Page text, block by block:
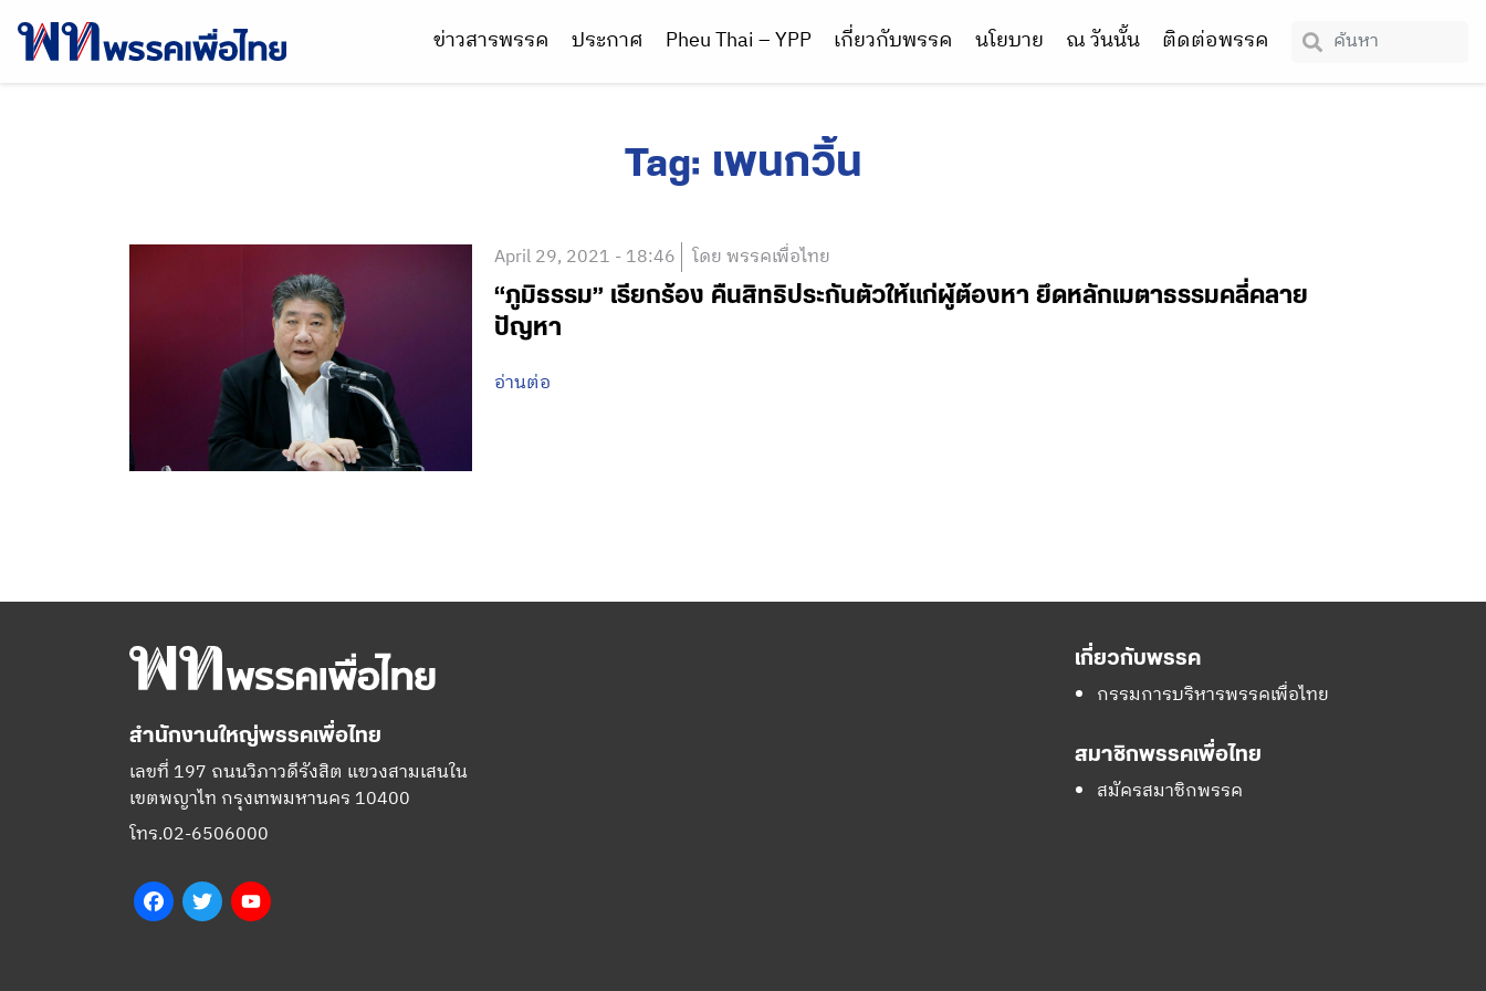
ข่าวสารพรรค ประกาศ Pheu Thai – YPP เกี่ยวกับพรรค นโยบาย ณ วันนั้น ติดต่อพรรค
Tag: เพนกวิ้น
April 29, 2021 - 18:46 โดย พรรคเพื่อไทย
“ภูมิธรรม” เรียกร้อง คืนสิทธิประกันตัวให้แก่ผู้ต้องหา ยึดหลักเมตาธรรมคลี่คลาย
ปัญหา
อ่านต่อ
สำนักงานใหญ่พรรคเพื่อไทย
เลขที่ 197 ถนนวิภาวดีรังสิต แขวงสามเสนใน
เขตพญาไท กรุงเทพมหานคร 10400
โทร.02-6506000
FacebookTwitter
เกี่ยวกับพรรค
กรรมการบริหารพรรคเพื่อไทย
สมาชิกพรรคเพื่อไทย
สมัครสมาชิกพรรค